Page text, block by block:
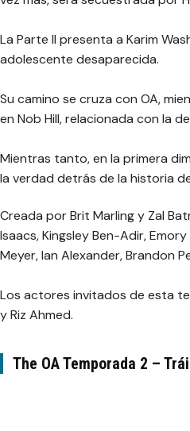
La Parte II presenta a Karim
adolescente desaparecida.
Su camino se cruza con OA,
en Nob Hill, relacionada con la
Mientras tanto, en la primera
la verdad detrás de la historia
Creada por Brit Marling y Zal
Isaacs, Kingsley Ben-Adir,
Meyer, Ian Alexander, Brandon
Los actores invitados de esta
y Riz Ahmed.
The OA Temporada 2 –